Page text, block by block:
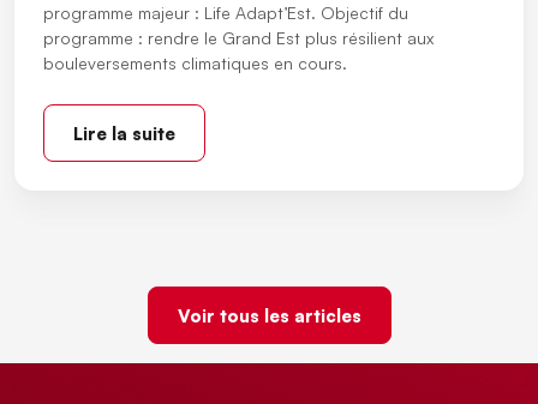
programme majeur : Life Adapt’Est. Objectif du
programme : rendre le Grand Est plus résilient aux
bouleversements climatiques en cours.
Lire la suite
Voir tous les articles